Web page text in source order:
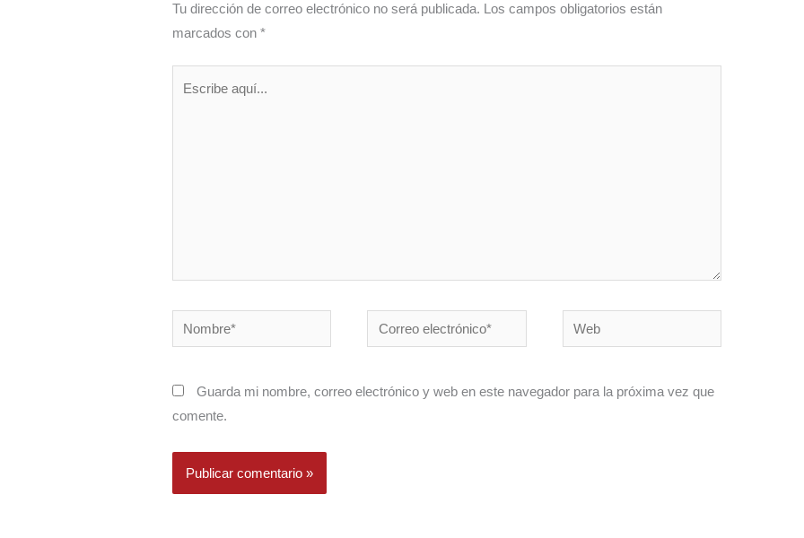
Tu dirección de correo electrónico no será publicada. Los campos obligatorios están
marcados con*
Nombre*
Correo
electrónico*
Web
Guarda mi nombre, correo electrónico y web en este navegador para la próxima vez que
comente.